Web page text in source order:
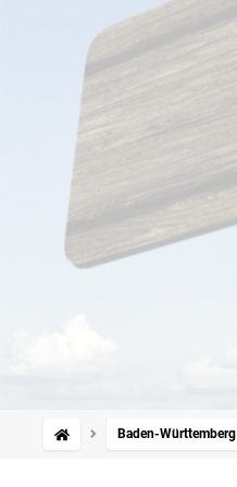
Baden-Württemberg